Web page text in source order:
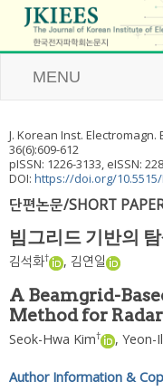
MENU
J. Korean Inst. Electromagn.
36(6):609-612
pISSN: 1226-3133, eISSN:
DOI: https://doi.org/10.5515/
단편논문/SHORT
빔그리드 기반의
김석화† , 김연일
A Beamgrid-
Method for
Seok-Hwa Kim† , Yeon-
Author Information &